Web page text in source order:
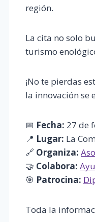
región.
La cita no solo
turismo
¡No te pierdas
la innovación se
📅 Fecha: 27 de
📍 Lugar: La
🔗 Organiza:
🤝 Colabora:
🎯 Patrocina:
Toda la